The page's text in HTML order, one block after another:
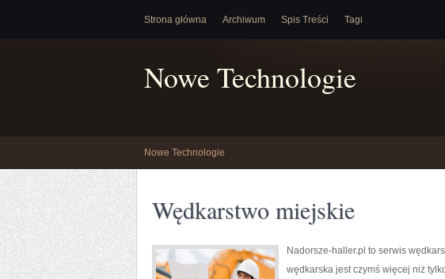
Strona główna Archiwum Spis Treści Tagi
Nowe Technologie
Nowe Technologie
Wędkarstwo miejskie
Nadorsze-haller.pl to serwis
wędkarska jest czymś więcej niż